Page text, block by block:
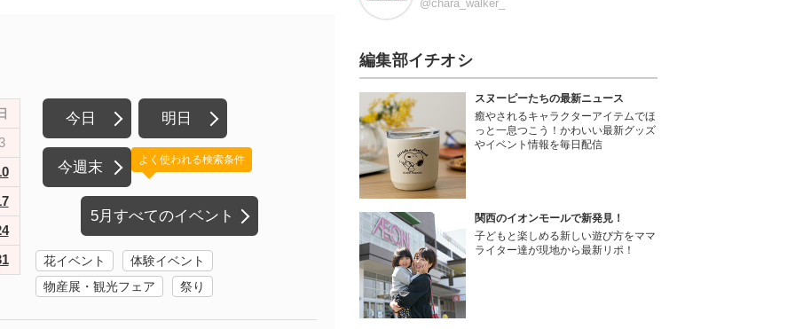
今日 明日
今週末
5月すべてのイベント
よく使われる検索条件
花イベント
体験イベント
物産展・観光フェア
祭り
@chara_walker_
編集部イチオシ
スヌーピーたちの最新ニュース
癒やされるキャラクターアイテムでほ
っと一息つこう！かわいい最新グッズ
やイベント情報を毎日配信
関西のイオンモールで新発見！
子どもと楽しめる新しい遊び方をママ
ライター達が現地から最新リポ！